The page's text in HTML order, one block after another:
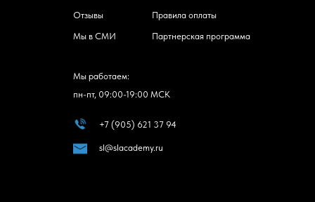
Мы работаем:
пн-пт, 09:00-19:00 МСК
+7 (905) 621 37 94
Правила оплаты
Партнерская программа
Отзывы
Мы в СМИ
sl@slacademy.ru